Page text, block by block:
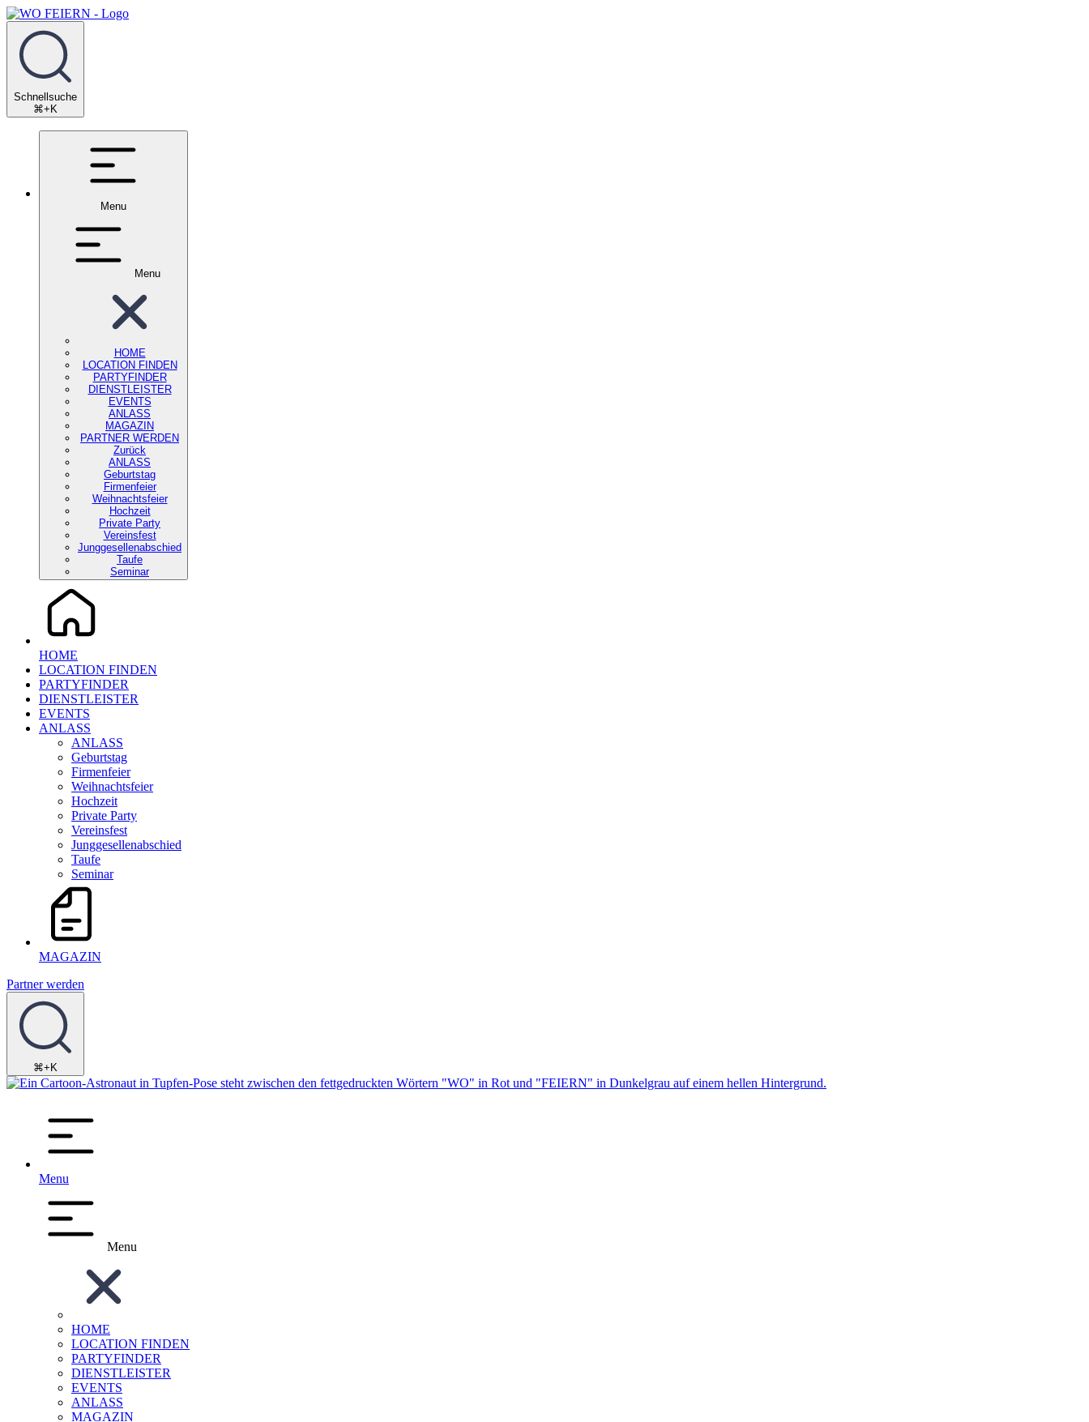
Schnellsuche
⌘+K
Menu
Menu
HOME
LOCATION FINDEN
PARTYFINDER
DIENSTLEISTER
EVENTS
ANLASS
MAGAZIN
PARTNER WERDEN
Zurück
ANLASS
Geburtstag
Firmenfeier
Weihnachtsfeier
Hochzeit
Private Party
Vereinsfest
Junggesellenabschied
Taufe
Seminar
HOME
LOCATION FINDEN
PARTYFINDER
DIENSTLEISTER
EVENTS
ANLASS
ANLASS
Geburtstag
Firmenfeier
Weihnachtsfeier
Hochzeit
Private Party
Vereinsfest
Junggesellenabschied
Taufe
Seminar
MAGAZIN
Partner werden
⌘+K
Menu
Menu
HOME
LOCATION FINDEN
PARTYFINDER
DIENSTLEISTER
EVENTS
ANLASS
MAGAZIN